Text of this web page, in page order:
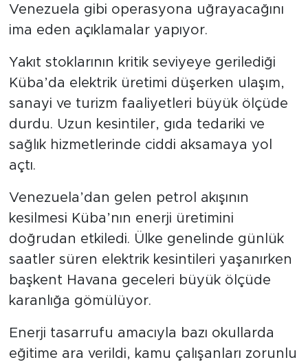
Venezuela gibi operasyona uğrayacağını
ima eden açıklamalar yapıyor.
Yakıt stoklarının kritik seviyeye gerilediği
Küba’da elektrik üretimi düşerken ulaşım,
sanayi ve turizm faaliyetleri büyük ölçüde
durdu. Uzun kesintiler, gıda tedariki ve
sağlık hizmetlerinde ciddi aksamaya yol
açtı.
Venezuela’dan gelen petrol akışının
kesilmesi Küba’nın enerji üretimini
doğrudan etkiledi. Ülke genelinde günlük
saatler süren elektrik kesintileri yaşanırken
başkent Havana geceleri büyük ölçüde
karanlığa gömülüyor.
Enerji tasarrufu amacıyla bazı okullarda
eğitime ara verildi, kamu çalışanları zorunlu